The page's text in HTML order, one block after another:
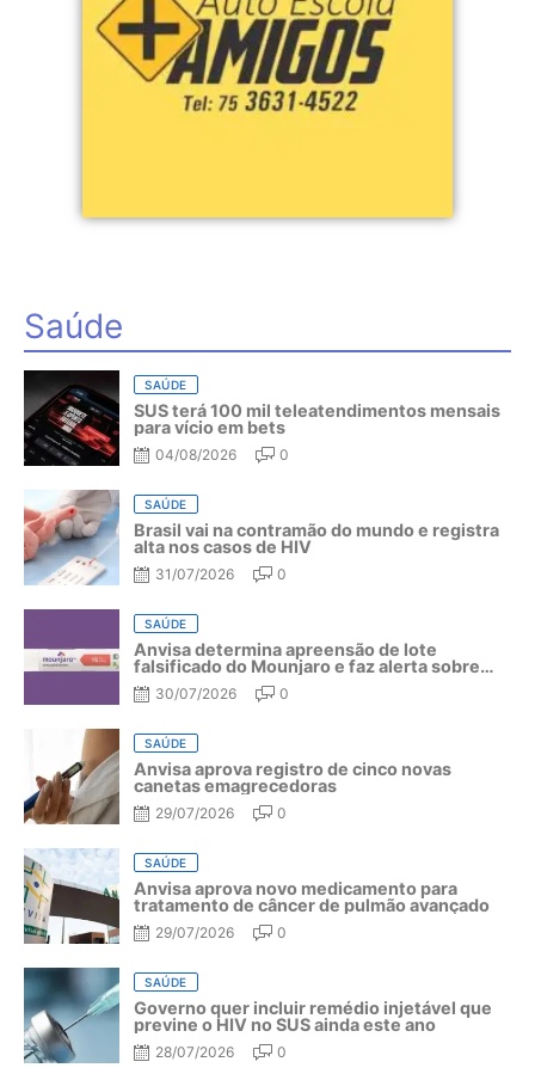
Saúde
SAÚDE
SUS terá 100 mil teleatendimentos mensais
para vício em bets
04/08/2026 0
SAÚDE
Brasil vai na contramão do mundo e registra
alta nos casos de HIV
31/07/2026 0
SAÚDE
Anvisa determina apreensão de lote
falsificado do Mounjaro e faz alerta sobre
riscos do medicamento
30/07/2026 0
SAÚDE
Anvisa aprova registro de cinco novas
canetas emagrecedoras
29/07/2026 0
SAÚDE
Anvisa aprova novo medicamento para
tratamento de câncer de pulmão avançado
29/07/2026 0
SAÚDE
Governo quer incluir remédio injetável que
previne o HIV no SUS ainda este ano
28/07/2026 0